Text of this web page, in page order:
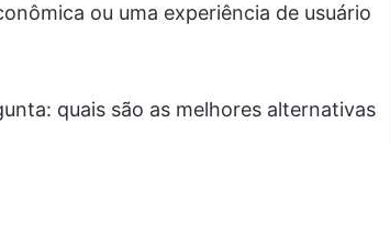
ou uma experiência de usuário
quais são as melhores alternativas